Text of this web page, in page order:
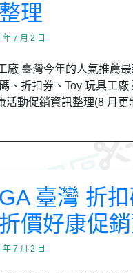
理
7 月 2 日
廠 臺灣今年的人氣推薦
、折扣券、Toy 玩具工廠
活動促銷資訊整理(8 月更
臺灣 折
價好康促
7 月 2 日